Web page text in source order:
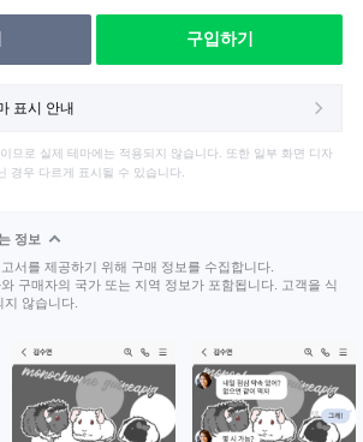
구입하기
표시 안내
므로 실제 테마에는 적용되지 않습니다. 또한 일부 화면 디자
경우 다르게 표시될 수 있습니다.
정보
서를 제공하기 위해 구매 정보를 수집합니다.
구매자의 국가 또는 지역 정보가 포함됩니다. 고객을 식
않습니다.